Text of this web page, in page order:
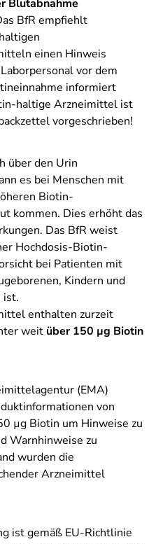
Blutabnahme
BfR empfiehlt
einen Hinweis
vor dem
informiert
haltige Arzneimittel ist
vorgeschrieben!
über den Urin
es bei Menschen mit
Biotin-
kommen. Dies erhöht das
Das BfR weist
Hochdosis-Biotin-
bei Patienten mit
Kindern und
ist.
enthalten zurzeit
weit über 150 µg Biotin
(EMA)
von
µg Biotin um Hinweise zu
Warnhinweise zu
wurden die
Arzneimittel
ist gemäß EU-Richtlinie